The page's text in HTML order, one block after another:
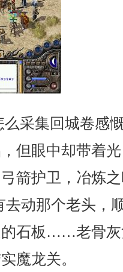
采集回城卷感
但眼中却带着
箭护卫，冶炼
动那个老头，
石板……老骨灰
魔龙关。